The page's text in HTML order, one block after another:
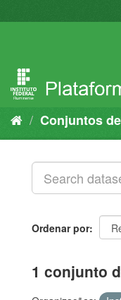
para
Conjuntos
Ordenar por
1 conjunto